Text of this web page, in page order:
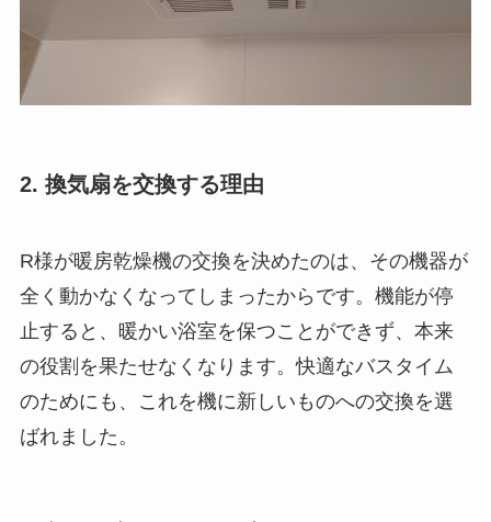
2. 換気扇を交換する理由
R様が暖房乾燥機の交換を決めたのは、その機器が
全く動かなくなってしまったからです。機能が停
止すると、暖かい浴室を保つことができず、本来
の役割を果たせなくなります。快適なバスタイム
のためにも、これを機に新しいものへの交換を選
ばれました。